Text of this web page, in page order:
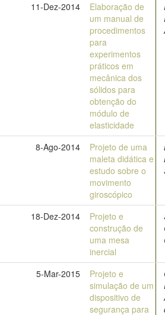
11-Dez-2014
Elaboração de
um manual de
procedimentos
para
experimentos
práticos em
mecânica dos
sólidos para
obtenção do
módulo de
elasticidade
8-Ago-2014
Projeto de uma
maleta didática e
estudo sobre o
movimento
giroscópico
18-Dez-2014
Projeto e
construção de
uma mesa
inercial
5-Mar-2015
Projeto e
simulação de um
dispositivo de
segurança para